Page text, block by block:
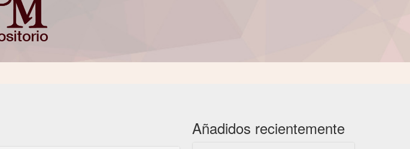
Añadidos recientemente